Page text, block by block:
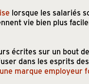
lorsque les salariés
vie bien plus
écrites sur un bout
dans les esprits
marque employeur